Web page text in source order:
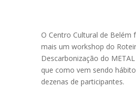
O Centro Cultural de Belém
mais um workshop do
Descarbonização do METAL
que como vem sendo
dezenas de participantes.